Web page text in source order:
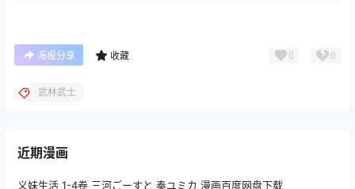
海报分享 收藏 0 0
武林武士
近期漫画
义妹生活 1-4卷 三河ごーすと 奏ユミカ 漫画百度网盘下载